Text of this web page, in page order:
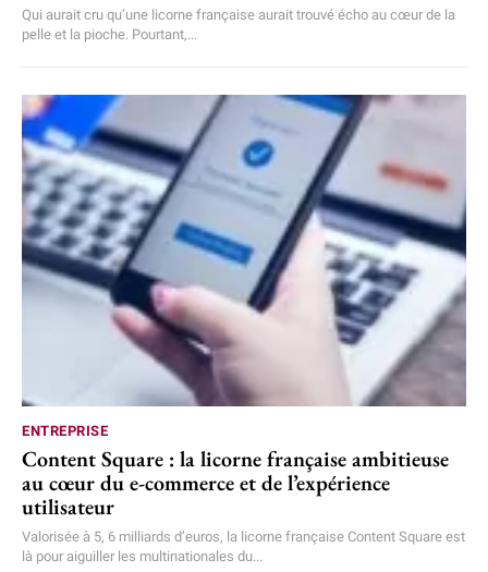
Qui aurait cru qu’une licorne française aurait trouvé écho au cœur de la
pelle et la pioche. Pourtant,...
ENTREPRISE
Content Square : la licorne française ambitieuse
au cœur du e-commerce et de l’expérience
utilisateur
Valorisée à 5, 6 milliards d’euros, la licorne française Content Square est
là pour aiguiller les multinationales du...